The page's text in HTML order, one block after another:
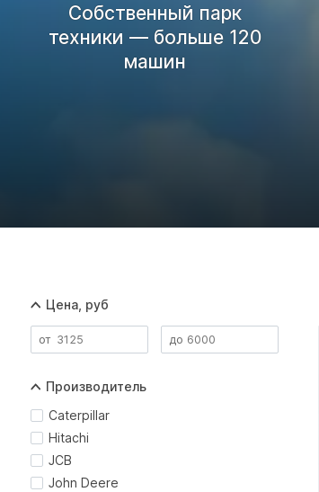
Cобственный парк
техники — больше 120
машин
Цена, руб
Производитель
Caterpillar
Hitachi
JCB
John Deere